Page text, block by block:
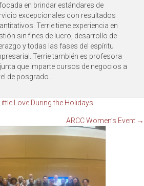
en brindar estándares de
excepcionales con resultados
Terrie tiene experiencia en
sin fines de lucro, desarrollo de
y todas las fases del espíritu
Terrie también es profesora
que imparte cursos de negocios a
de posgrado.
Love During the Holidays
ARCC Women’s Event →